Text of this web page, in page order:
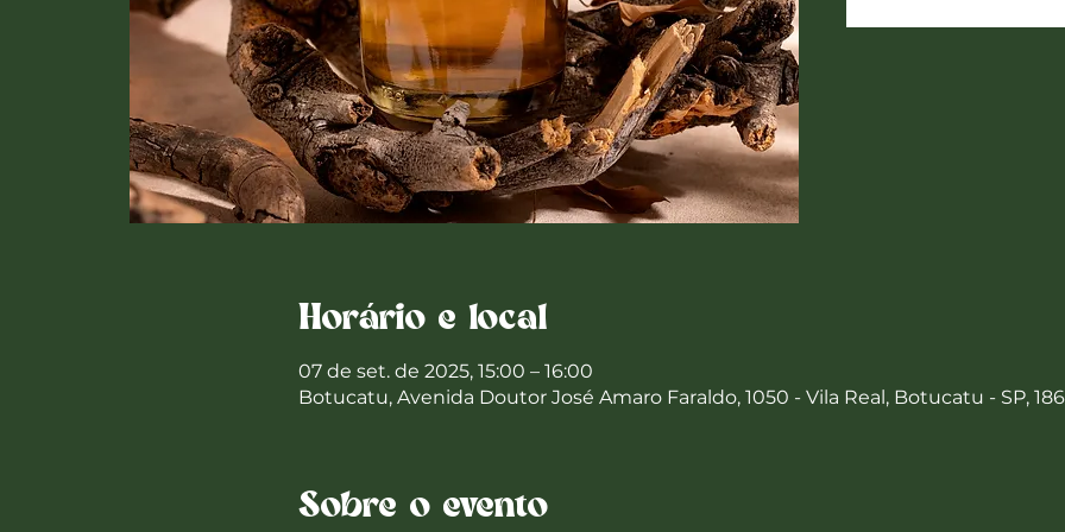
Horário e local
07 de set. de 2025, 15:00 – 16:00
Botucatu, Avenida Doutor José Amaro Faraldo, 1050 - Vila Real, Botucatu - SP,
Sobre o evento